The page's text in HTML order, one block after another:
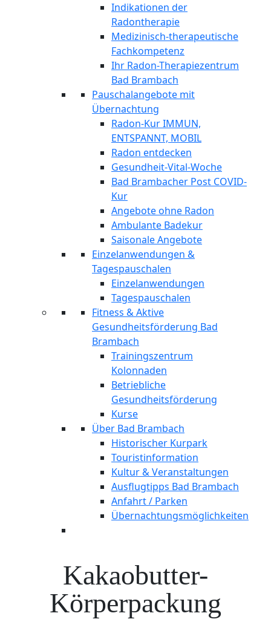
Indikationen der
Radontherapie
Medizinisch-therapeutische
Fachkompetenz
Ihr Radon-Therapiezentrum
Bad Brambach
Pauschalangebote mit
Übernachtung
Radon-Kur IMMUN,
ENTSPANNT, MOBIL
Radon entdecken
Gesundheit-Vital-Woche
Bad Brambacher Post COVID-
Kur
Angebote ohne Radon
Ambulante Badekur
Saisonale Angebote
Einzelanwendungen &
Tagespauschalen
Einzelanwendungen
Tagespauschalen
Fitness & Aktive
Gesundheitsförderung Bad
Brambach
Trainingszentrum
Kolonnaden
Betriebliche
Gesundheitsförderung
Kurse
Über Bad Brambach
Historischer Kurpark
Touristinformation
Kultur & Veranstaltungen
Ausflugtipps Bad Brambach
Anfahrt / Parken
Übernachtungsmöglichkeiten
Kakaobutter-
Körperpackung